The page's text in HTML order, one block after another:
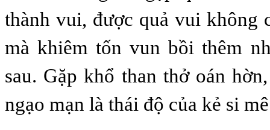
thành vui, được quả vui không
mà khiêm tốn vun bồi thêm
sau. Gặp khổ than thở oán
ngạo mạn là thái độ của kẻ si